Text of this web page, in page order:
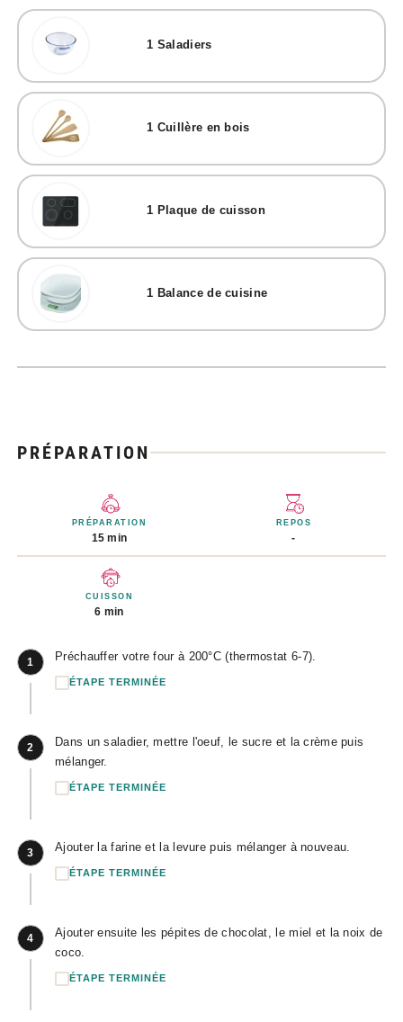
1 Saladiers
1 Cuillère en bois
1 Plaque de cuisson
1 Balance de cuisine
PRÉPARATION
PRÉPARATION
15 min
REPOS
-
CUISSON
6 min
1 Préchauffer votre four à 200°C (thermostat 6-7).
ÉTAPE TERMINÉE
2
Dans un saladier, mettre l'oeuf, le sucre et la crème puis
mélanger.
ÉTAPE TERMINÉE
3 Ajouter la farine et la levure puis mélanger à nouveau.
ÉTAPE TERMINÉE
4
Ajouter ensuite les pépites de chocolat, le miel et la noix de
coco.
ÉTAPE TERMINÉE